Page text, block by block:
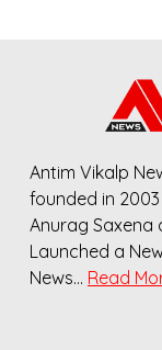
Antim Vikalp
founded in 2003
Anurag Saxena
Launched a
News… Read